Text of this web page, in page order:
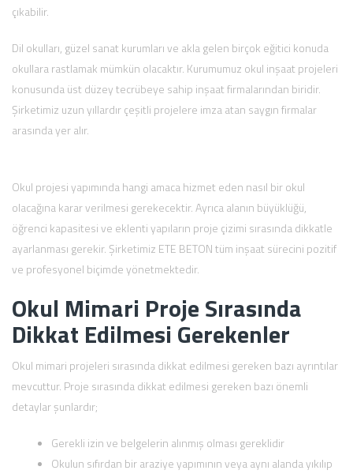
çıkabilir.
Dil okulları, güzel sanat kurumları ve akla gelen birçok eğitici konuda
okullara rastlamak mümkün olacaktır. Kurumumuz okul inşaat projeleri
konusunda üst düzey tecrübeye sahip inşaat firmalarından biridir.
Şirketimiz uzun yıllardır çeşitli projelere imza atan saygın firmalar
arasında yer alır.
Okul projesi yapımında hangi amaca hizmet eden nasıl bir okul
olacağına karar verilmesi gerekecektir. Ayrıca alanın büyüklüğü,
öğrenci kapasitesi ve eklenti yapıların proje çizimi sırasında dikkatle
ayarlanması gerekir. Şirketimiz ETE BETON tüm inşaat sürecini pozitif
ve profesyonel biçimde yönetmektedir.
Okul Mimari Proje Sırasında
Dikkat Edilmesi Gerekenler
Okul mimari projeleri sırasında dikkat edilmesi gereken bazı ayrıntılar
mevcuttur. Proje sırasında dikkat edilmesi gereken bazı önemli
detaylar şunlardır;
Gerekli izin ve belgelerin alınmış olması gereklidir
Okulun sıfırdan bir araziye yapımının veya aynı alanda yıkılıp